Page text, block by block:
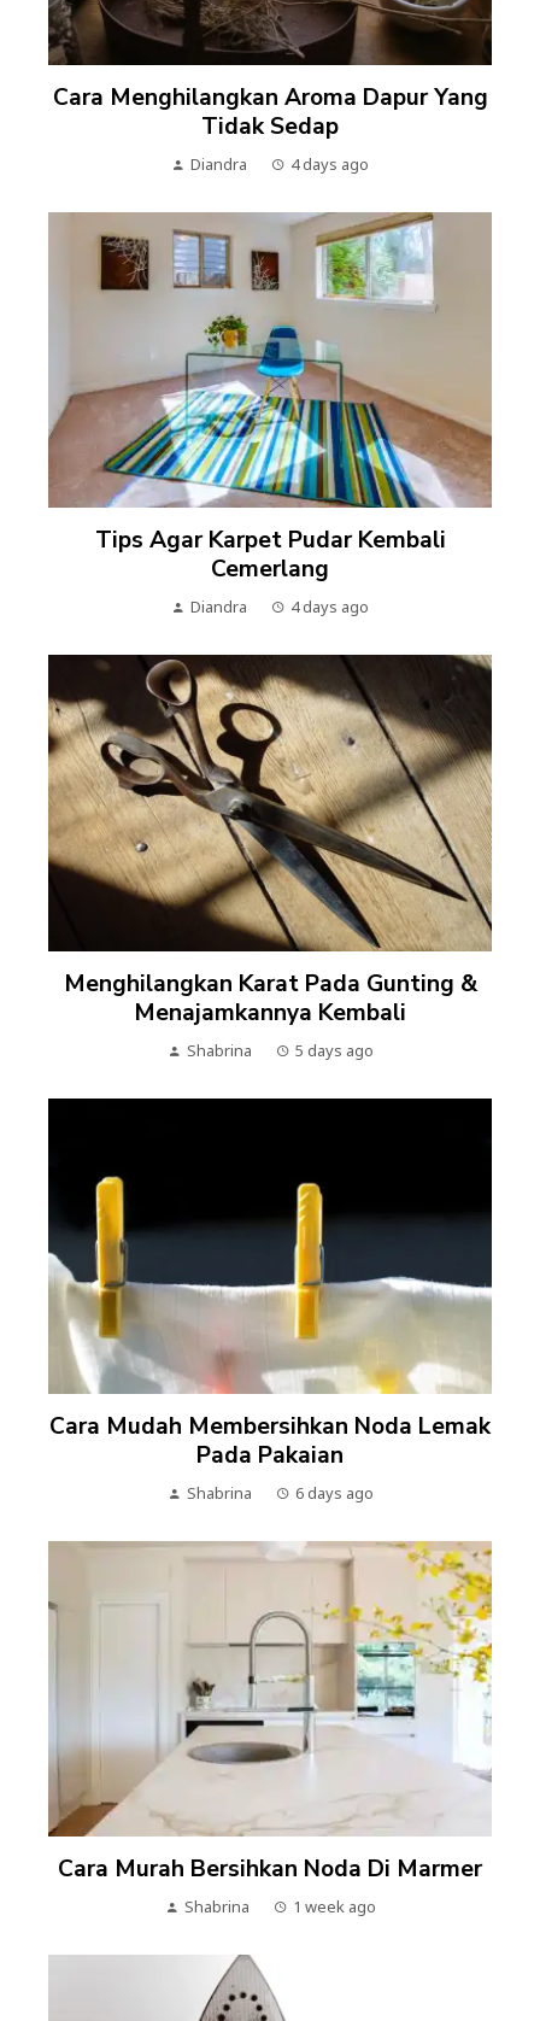
Cara Menghilangkan Aroma Dapur Yang
Tidak Sedap
Diandra 4 days ago
Tips Agar Karpet Pudar Kembali
Cemerlang
Diandra 4 days ago
Menghilangkan Karat Pada Gunting &
Menajamkannya Kembali
Shabrina 5 days ago
Cara Mudah Membersihkan Noda Lemak
Pada Pakaian
Shabrina 6 days ago
Cara Murah Bersihkan Noda Di Marmer
Shabrina 1 week ago